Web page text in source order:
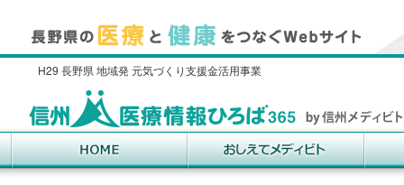
H29 長野県 地域発 元気づくり支援金活用事業